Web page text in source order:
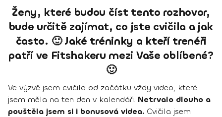
Ženy, které budou číst tento rozhovor,
bude určitě zajímat, co jste cvičila a jak
často. 🙂 Jaké tréninky a kteří trenéři
patří ve Fitshakeru mezi Vaše oblíbené?
🙂
Ve výzvě jsem cvičila od začátku vždy video, které
jsem měla na ten den v kalendáři. Netrvalo dlouho a
pouštěla jsem si i bonusová videa. Cvičila jsem